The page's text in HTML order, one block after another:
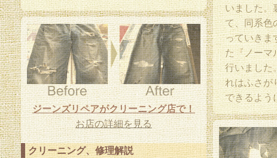
いました。
て、同系色
っていきま
た『ノーマ
行いました
れはふさが
できるよう
ジーンズリペアがクリーニング店で！
お店の詳細を見る
クリーニング、修理解説